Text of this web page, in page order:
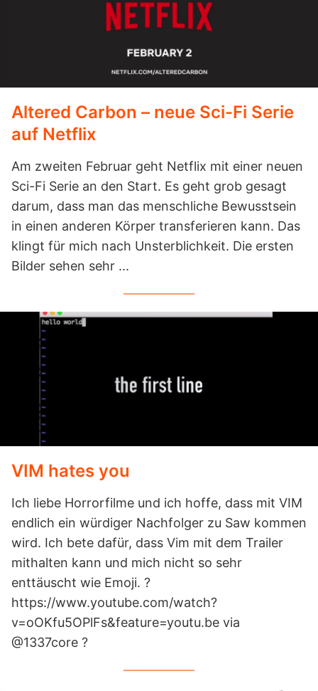
Altered Carbon – neue Sci-Fi Serie
auf Netflix
Am zweiten Februar geht Netflix mit einer neuen
Sci-Fi Serie an den Start. Es geht grob gesagt
darum, dass man das menschliche Bewusstsein
in einen anderen Körper transferieren kann. Das
klingt für mich nach Unsterblichkeit. Die ersten
Bilder sehen sehr ...
VIM hates you
Ich liebe Horrorfilme und ich hoffe, dass mit VIM
endlich ein würdiger Nachfolger zu Saw kommen
wird. Ich bete dafür, dass Vim mit dem Trailer
mithalten kann und mich nicht so sehr
enttäuscht wie Emoji. ?
https://www.youtube.com/watch?
v=oOKfu5OPlFs&feature=youtu.be via
@1337core ?